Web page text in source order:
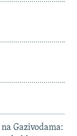
Gazivodama: